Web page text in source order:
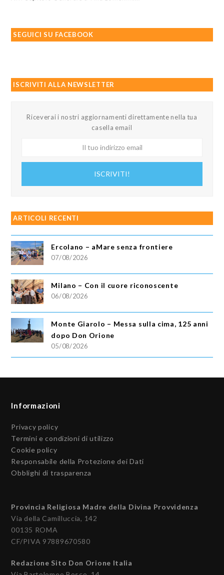
SEGUICI SU FACEBOOK
ISCRIVITI ALLA NEWSLETTER
Riceverai i nostri aggiornamenti direttamente nella tua
casella email
ISCRIVITI!
ARTICOLI RECENTI
Ercolano – aMare senza frontiere
07/08/2026
Milano – Con il cuore riconoscente
06/08/2026
Monte Giarolo – Messa sulla cima, 125 anni
dopo Don Orione
05/08/2026
Informazioni
Privacy policy
Termini e condizioni di utilizzo
Cookie policy
Responsabile della Protezione dei Dati
Obblighi di trasparenza
Provincia Religiosa Madre della Divina Provvidenza
Via della Camilluccia, 142
00135 ROMA
CF/PIVA 97889670580
Redazione Sito Don Orione Italia